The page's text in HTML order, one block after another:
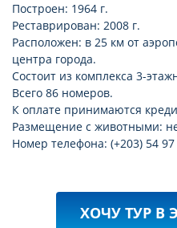
Построен: 1964 г.
Реставрирован: 2008 г.
Расположен: в 25 км от
центра города.
Состоит из комплекса 3-
Всего 86 номеров.
К оплате принимаются
Размещение с животными:
Номер телефона: (+203) 54 97
ХОЧУ ТУР В